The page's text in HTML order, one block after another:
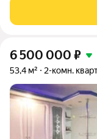
где каждое утро
Саймой», реку Обь и
6 500 000 ₽
53,4 м² 2-комн.